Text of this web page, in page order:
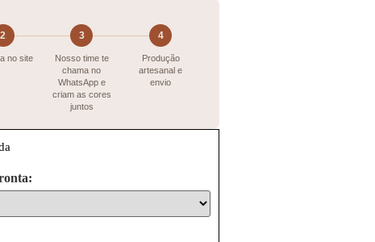
2
no site
3
Nosso time te
chama no
WhatsApp e
criam as cores
juntos
4
Produção
artesanal e
envio